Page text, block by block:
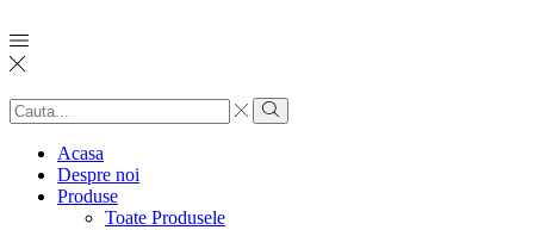
Search
input
Search
Acasa
Despre noi
Produse
Toate Produsele